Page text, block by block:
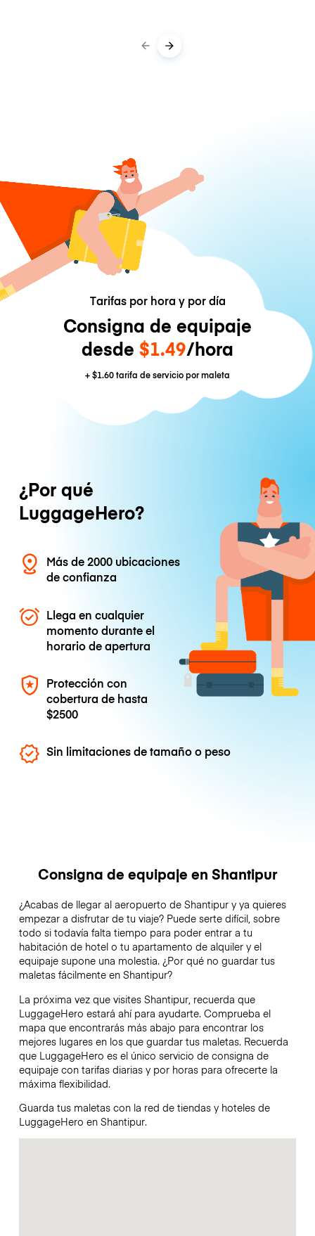
Tarifas por hora y por día
Consigna de equipaje
desde $1.49/hora
+$1.60tarifa de servicio por maleta
¿Por qué
LuggageHero?
Más de 2000 ubicaciones
de confianza
Llega en cualquier
momento durante el
horario de apertura
Protección con
cobertura de hasta
$2500
Sin limitaciones de tamaño o peso
Consigna de equipaje en Shantipur
¿Acabas de llegar al aeropuerto de Shantipur y ya quieres
empezar a disfrutar de tu viaje? Puede serte difícil, sobre
todo si todavía falta tiempo para poder entrar a tu
habitación de hotel o tu apartamento de alquiler y el
equipaje supone una molestia. ¿Por qué no guardar tus
maletas fácilmente en Shantipur?
La próxima vez que visites Shantipur, recuerda que
LuggageHero estará ahí para ayudarte. Comprueba el
mapa que encontrarás más abajo para encontrar los
mejores lugares en los que guardar tus maletas. Recuerda
que LuggageHero es el único servicio de consigna de
equipaje con tarifas diarias y por horas para ofrecerte la
máxima flexibilidad.
Guarda tus maletas con la red de tiendas y hoteles de
LuggageHero en Shantipur.